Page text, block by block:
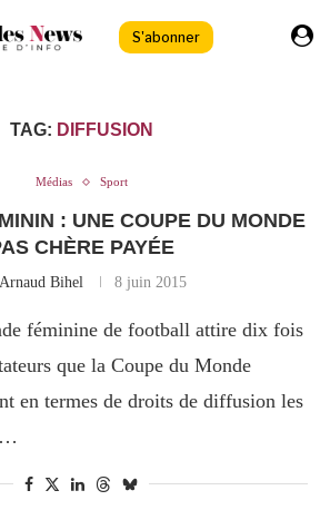
S'abonner
TAG: DIFFUSION
Médias Sport
: UNE COUPE DU MONDE
CHÈRE PAYÉE
Arnaud Bihel 8 juin 2015
féminine de football attire dix fois
que la Coupe du Monde
en termes de droits de diffusion les
…